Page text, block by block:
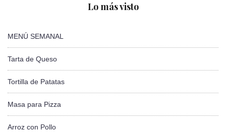
Lo más visto
MENÚ SEMANAL
Tarta de Queso
Tortilla de Patatas
Masa para Pizza
Arroz con Pollo